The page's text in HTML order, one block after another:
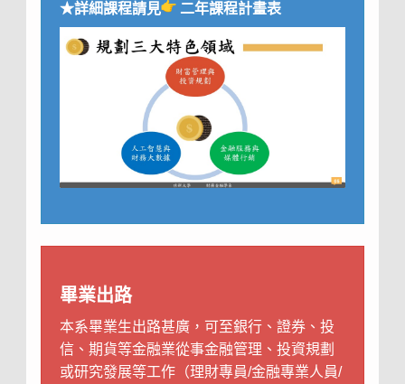
★詳細課程請見 二年課程計畫表
畢業出路
本系畢業生出路甚廣，可至銀行、證券、投
信、期貨等金融業從事金融管理、投資規劃
或研究發展等工作（理財專員/金融專業人員/